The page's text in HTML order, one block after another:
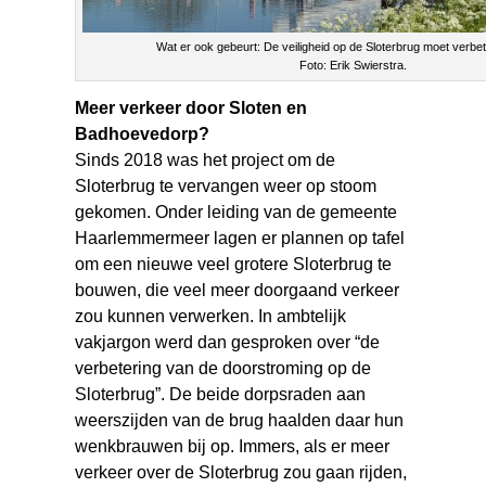
Wat er ook gebeurt: De veiligheid op de Sloterbrug moet
Foto: Erik Swierstra.
Meer verkeer door Sloten en
Badhoevedorp?
Sinds 2018 was het project om de
Sloterbrug te vervangen weer op stoom
gekomen. Onder leiding van de gemeente
Haarlemmermeer lagen er plannen op tafel
om een nieuwe veel grotere Sloterbrug te
bouwen, die veel meer doorgaand verkeer
zou kunnen verwerken. In ambtelijk
vakjargon werd dan gesproken over “de
verbetering van de doorstroming op de
Sloterbrug”. De beide dorpsraden aan
weerszijden van de brug haalden daar hun
wenkbrauwen bij op. Immers, als er meer
verkeer over de Sloterbrug zou gaan rijden,